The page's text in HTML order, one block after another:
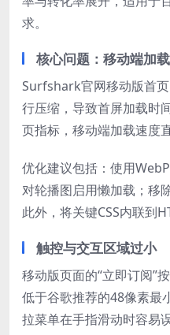
求。
核心问题：移动端加
Surfshark官网移动版首
行压缩，导致首屏加载时
页指标，移动端加载速度
优化建议包括：使用
对轮播图启用懒加载；移
此外，将关键CSS内联到
触控与交互区域过小
移动版页面的“立即订阅”
低于谷歌推荐的48像素最
拉菜单在手指滑动时容易误